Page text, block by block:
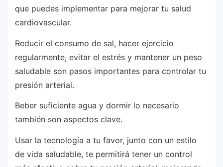
que puedes implementar para mejorar tu salud
cardiovascular.
Reducir el consumo de sal, hacer ejercicio
regularmente, evitar el estrés y mantener un peso
saludable son pasos importantes para controlar tu
presión arterial.
Beber suficiente agua y dormir lo necesario
también son aspectos clave.
Usar la tecnología a tu favor, junto con un estilo
de vida saludable, te permitirá tener un control